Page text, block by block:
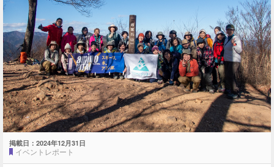
掲載日： 2024年12月31日
イベントレポート